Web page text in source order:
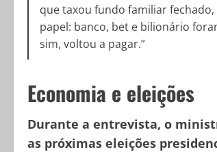
que taxou fundo familiar
papel: banco, bet e bilionário
sim, voltou a pagar.”
Economia e eleições
Durante a entrevista, o
as próximas eleições